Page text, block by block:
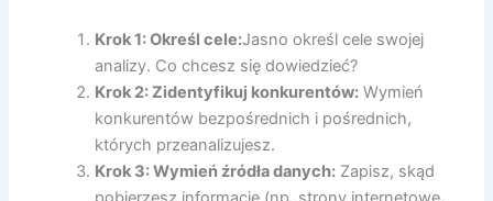
Krok 1: Określ cele:Jasno określ cele swojej
analizy. Co chcesz się dowiedzieć?
Krok 2: Zidentyfikuj konkurentów: Wymień
konkurentów bezpośrednich i pośrednich,
których przeanalizujesz.
Krok 3: Wymień źródła danych: Zapisz, skąd